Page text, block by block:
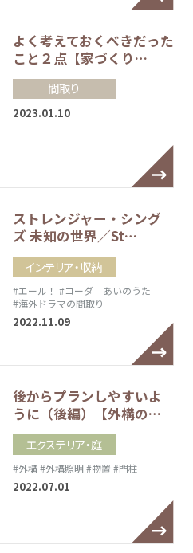
よく考えておくべきだった
こと２点【家づくり…
間取り
2023.01.10
ストレンジャー・シング
ズ 未知の世界／St…
インテリア・収納
#エール！ #コーダ あいのうた
#海外ドラマの間取り
2022.11.09
後からプランしやすいよ
うに（後編）【外構の…
エクステリア・庭
#外構#外構照明 #物置 #門柱
2022.07.01